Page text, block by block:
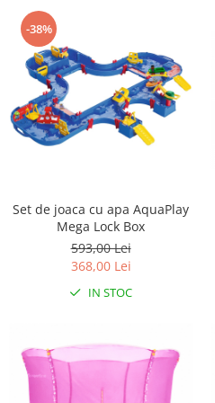
Triciclete copii si adulti
Trotinete copii si adulti
Biciclete fara pedale
Masinute fara pedale
Karturi si masinute cu pedale
Role copii si adulti
Marsupii
Premergatoare
Skateboard
Scaune de biciclete copii
Lenjerie mamici
Olite
-38%
Set de joaca cu apa AquaPlay
Mega Lock Box
593,00 Lei
368,00 Lei
IN STOC